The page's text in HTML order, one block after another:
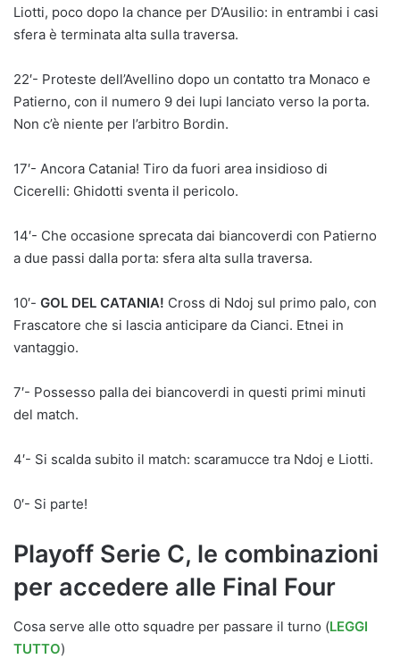
Liotti, poco dopo la chance per D’Ausilio: in entrambi i casi
sfera è terminata alta sulla traversa.
22′- Proteste dell’Avellino dopo un contatto tra Monaco e
Patierno, con il numero 9 dei lupi lanciato verso la porta.
Non c’è niente per l’arbitro Bordin.
17′- Ancora Catania! Tiro da fuori area insidioso di
Cicerelli: Ghidotti sventa il pericolo.
14′- Che occasione sprecata dai biancoverdi con Patierno
a due passi dalla porta: sfera alta sulla traversa.
10′- GOL DEL CATANIA! Cross di Ndoj sul primo palo, con
Frascatore che si lascia anticipare da Cianci. Etnei in
vantaggio.
7′- Possesso palla dei biancoverdi in questi primi minuti
del match.
4′- Si scalda subito il match: scaramucce tra Ndoj e Liotti.
0′- Si parte!
Playoff Serie C, le combinazioni
per accedere alle Final Four
Cosa serve alle otto squadre per passare il turno (LEGGI
TUTTO)